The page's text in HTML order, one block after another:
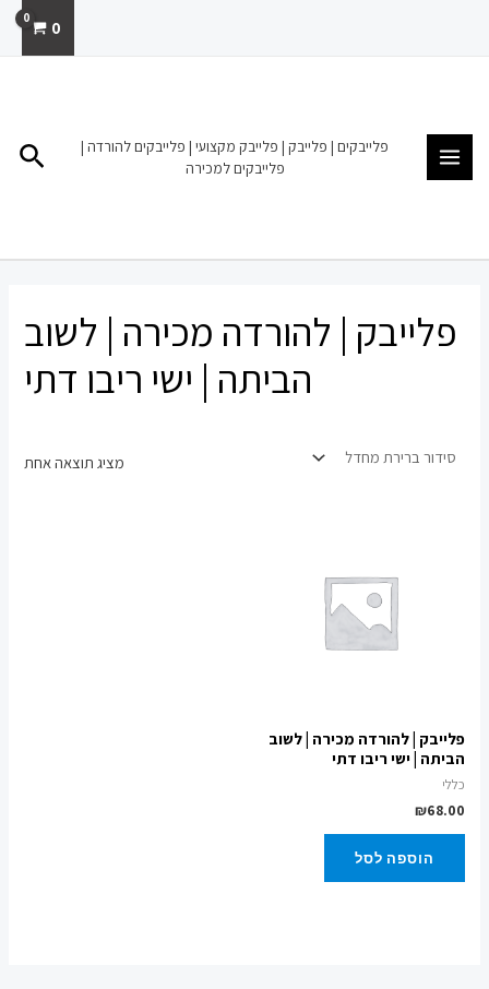
0
פלייבקים | פלייבק | פלייבק מקצועי | פלייבקים להורדה |
פלייבקים למכירה
פלייבק | להורדה מכירה | לשוב
הביתה | ישי ריבו דתי
מציג תוצאה אחת
פלייבק | להורדה מכירה | לשוב
הביתה | ישי ריבו דתי
כללי
₪68.00
הוספה לסל